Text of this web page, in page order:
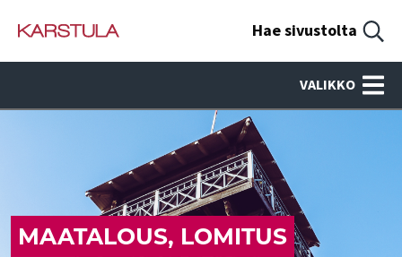
Hae sivustolta
VALIKKO
MAATALOUS, LOMITUS